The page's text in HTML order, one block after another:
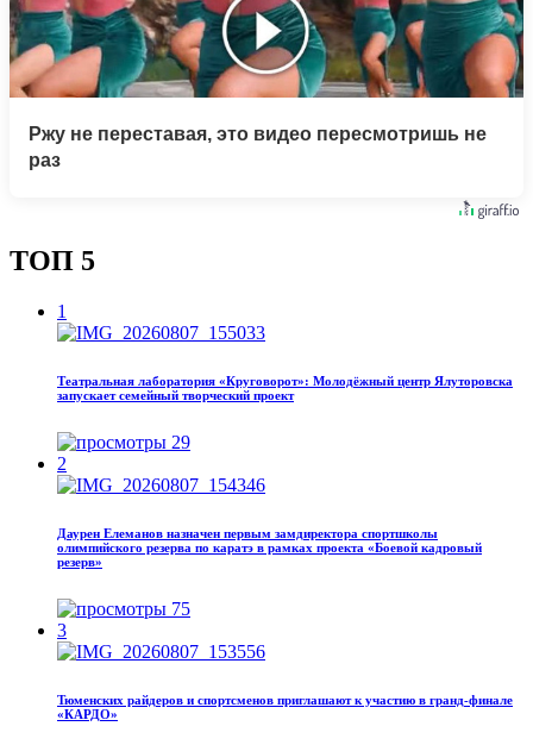
Ржу не переставая, это видео пересмотришь не
раз
ТОП 5
1
Театральная лаборатория «Круговорот»: Молодёжный центр Ялуторовска
запускает семейный творческий проект
29
2
Даурен Елеманов назначен первым замдиректора спортшколы
олимпийского резерва по каратэ в рамках проекта «Боевой кадровый
резерв»
75
3
Тюменских райдеров и спортсменов приглашают к участию в гранд-финале
«КАРДО»